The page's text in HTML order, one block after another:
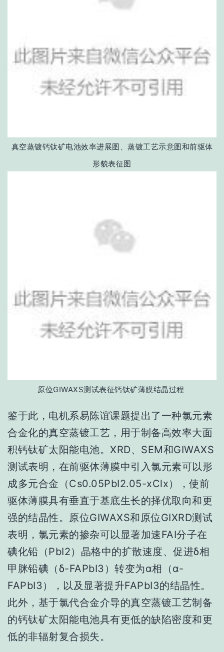
真空蒸镀钙钛矿电池效率进展图、蒸镀工艺示意图和前驱体
形貌表征图
原位GIWAXS测试表征钙钛矿薄膜结晶过程
鉴于此，电机系易陈谊课题提出了一种氯元素
合金化的真空蒸镀工艺，用于制备高效率大面
积钙钛矿太阳能电池。XRD、SEM和GIWAXS
测试表明，在前驱体薄膜中引入氯元素可以形
成多元合金（Cs0.05PbI2.05-xClx），使前
驱体薄膜具有垂直于基底生长的择优取向和更
强的结晶性。原位GIWAXS和原位GIXRD测试
表明，氯元素的掺杂可以显著加速FAI分子在
碘化铅（PbI2）晶格中的扩散速度、促进δ相
甲脒铅碘（δ-FAPbI3）转变为α相（α-
FAPbI3），以及显著提升FAPbI3的结晶性。
此外，基于氯代合金介导的真空蒸镀工艺制备
的钙钛矿太阳能电池具有更低的缺陷密度和更
低的非辐射复合损失。